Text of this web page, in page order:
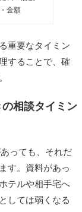
金額
重要なタイミン
することで、確
相談タイミン
っても、それだ
す。資料があっ
テルや相手宅へ
しては弱くなる